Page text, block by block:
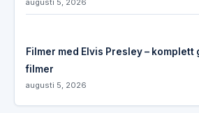
augusti 5, 2026
Filmer med Elvis Presley – komplett
filmer
augusti 5, 2026